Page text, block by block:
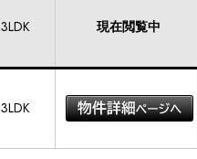
3LDK 現在閲覧中
3LDK